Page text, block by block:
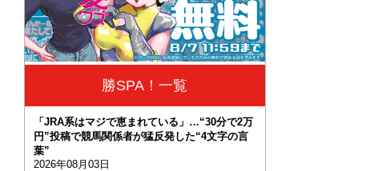
勝SPA！一覧
「JRA系はマジで恵まれている」…“30分で2万
円”投稿で競馬関係者が猛反発した“4文字の言
葉”
2026年08月03日